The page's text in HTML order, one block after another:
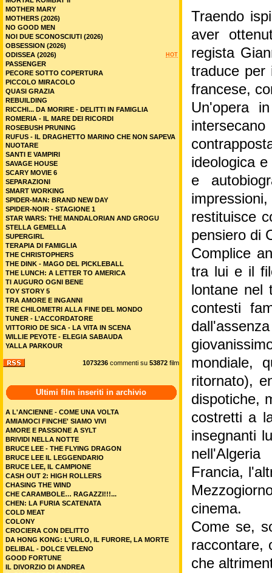
Traendo
aver
regista
traduce per
francese,
Un'opera
ideologica
e
restituisce
pensiero di
Complice
tra lui e il
lontane
contesti
mondiale,
ritornato),
dispotiche,
costretti a
insegnanti
Francia,
cinema.
Come se,
raccontare,
che
MOTHER MARY
MOTHERS (2026)
NO GOOD MEN
NOI DUE SCONOSCIUTI (2026)
OBSESSION (2026)
HOT
ODISSEA (2026)
PASSENGER
PECORE SOTTO COPERTURA
PICCOLO MIRACOLO
QUASI GRAZIA
REBUILDING
RICCHI... DA MORIRE - DELITTI IN FAMIGLIA
ROMERIA - IL MARE DEI RICORDI
ROSEBUSH PRUNING
RUFUS - IL DRAGHETTO MARINO CHE NON SAPEVA
NUOTARE
SANTI E VAMPIRI
SAVAGE HOUSE
SCARY MOVIE 6
SEPARAZIONI
SMART WORKING
SPIDER-MAN: BRAND NEW DAY
SPIDER-NOIR - STAGIONE 1
STAR WARS: THE MANDALORIAN AND GROGU
STELLA GEMELLA
SUPERGIRL
TERAPIA DI FAMIGLIA
THE CHRISTOPHERS
THE DINK - MAGO DEL PICKLEBALL
THE LUNCH: A LETTER TO AMERICA
TI AUGURO OGNI BENE
TOY STORY 5
TRA AMORE E INGANNI
TRE CHILOMETRI ALLA FINE DEL MONDO
TUNER - L’ACCORDATORE
VITTORIO DE SICA - LA VITA IN SCENA
WILLIE PEYOTE - ELEGIA SABAUDA
YALLA PARKOUR
1073236 commenti su 53872 film
Ultimi film inseriti in archivio
A L'ANCIENNE - COME UNA VOLTA
AMIAMOCI FINCHE' SIAMO VIVI
AMORE E PASSIONE A SYLT
BRIVIDI NELLA NOTTE
BRUCE LEE - THE FLYING DRAGON
BRUCE LEE IL LEGGENDARIO
BRUCE LEE, IL CAMPIONE
CASH OUT 2: HIGH ROLLERS
CHASING THE WIND
CHE CARAMBOLE… RAGAZZI!!!...
CHEN: LA FURIA SCATENATA
COLD MEAT
COLONY
CROCIERA CON DELITTO
DA HONG KONG: L'URLO, IL FURORE, LA MORTE
DELIBAL - DOLCE VELENO
GOOD FORTUNE
IL DIVORZIO DI ANDREA